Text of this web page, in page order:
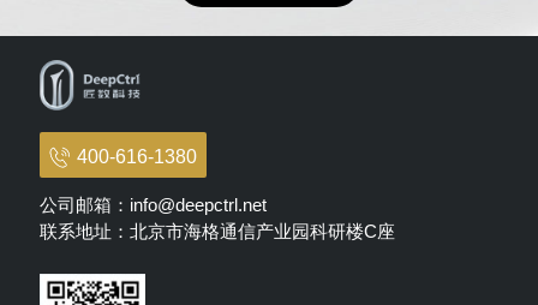
400-616-1380
公司邮箱：info@deepctrl.net
联系地址：北京市海格通信产业园科研楼C座